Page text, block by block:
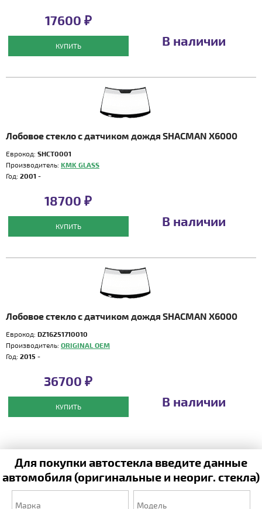
17600 ₽
КУПИТЬ В наличии
Лобовое стекло с датчиком дождя SHACMAN X6000
Еврокод: SHCT0001
Производитель: KMK GLASS
Год: 2001 -
18700 ₽
КУПИТЬ В наличии
Лобовое стекло с датчиком дождя SHACMAN X6000
Еврокод: DZ16251710010
Производитель: ORIGINAL OEM
Год: 2015 -
36700 ₽
КУПИТЬ В наличии
Для покупки автостекла введите данные
автомобиля (оригинальные и неориг. стекла)